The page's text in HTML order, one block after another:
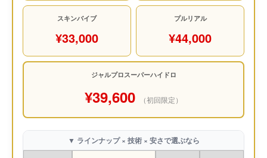
スキンバイブ
¥33,000
プルリアル
¥44,000
ジャルプロスーパーハイドロ
¥39,600 （初回限定）
▼ ラインナップ × 技術 × 安さで選ぶなら